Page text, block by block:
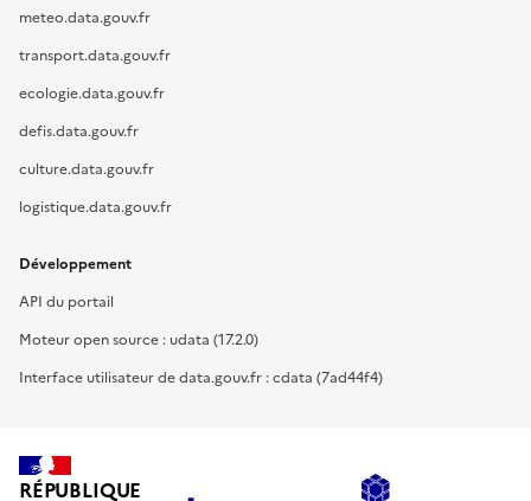
meteo.data.gouv.fr
transport.data.gouv.fr
ecologie.data.gouv.fr
defis.data.gouv.fr
culture.data.gouv.fr
logistique.data.gouv.fr
Développement
API du portail
Moteur open source : udata (17.2.0)
Interface utilisateur de data.gouv.fr : cdata (7ad44f4)
RÉPUBLIQUE